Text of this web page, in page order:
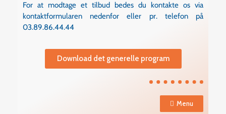
For at modtage et tilbud bedes du kontakte os via
kontaktformularen nedenfor eller pr. telefon på
03.89.86.44.44
Download det generelle program
Menu